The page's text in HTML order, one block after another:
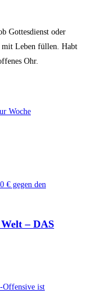
Gottesdienst oder
mit Leben füllen. Habt
Ohr.
– DAS